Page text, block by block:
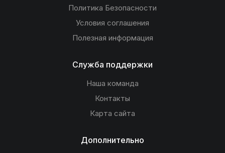
Политика Безопасности
Условия соглашения
Полезная информация
Служба поддержки
Наша команда
Контакты
Карта сайта
Дополнительно